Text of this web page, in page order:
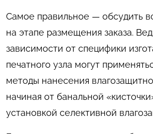
Самое правильное — обсудить
на этапе размещения заказа.
зависимости от специфики
печатного узла могут
методы нанесения
начиная от банальной
установкой селективной